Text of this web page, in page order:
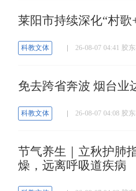
莱阳市持续深化“村
科教文体 26-08-07 04:41 胶
免去跨省奔波 烟台业
科教文体 26-08-07 04:08 胶
节气养生｜立秋护肺
燥，远离呼吸道疾病